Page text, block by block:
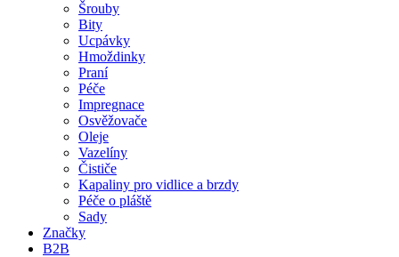
Šrouby
Bity
Ucpávky
Hmoždinky
Praní
Péče
Impregnace
Osvěžovače
Oleje
Vazelíny
Čističe
Kapaliny pro vidlice a brzdy
Péče o pláště
Sady
Značky
B2B